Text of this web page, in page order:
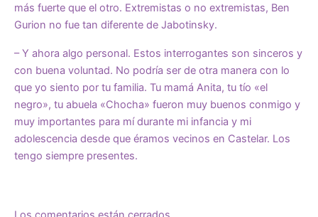
más fuerte que el otro. Extremistas o no extremistas, Ben
Gurion no fue tan diferente de Jabotinsky.
– Y ahora algo personal. Estos interrogantes son sinceros y
con buena voluntad. No podría ser de otra manera con lo
que yo siento por tu familia. Tu mamá Anita, tu tío «el
negro», tu abuela «Chocha» fueron muy buenos conmigo y
muy importantes para mí durante mi infancia y mi
adolescencia desde que éramos vecinos en Castelar. Los
tengo siempre presentes.